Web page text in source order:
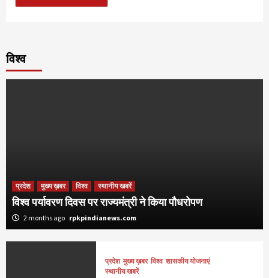
विश्व
प्रदेश मुख्य ख़बर विश्व स्थानीय खबरें
विश्व पर्यावरण दिवस पर राज्यमंत्री ने किया पौधरोपण
2 months ago rpkpindianews.com
प्रदेश मुख्य ख़बर विश्व शासकीय योजनाएं
स्थानीय खबरें